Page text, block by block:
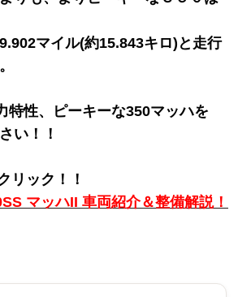
マイル(約15.843キロ)と走行
特性、ピーキーな350マッハを
い！！
ック！！
マッハII 車両紹介＆整備解説！